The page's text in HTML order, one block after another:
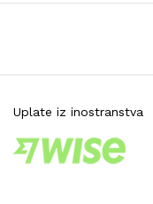
Uplate iz inostranstva